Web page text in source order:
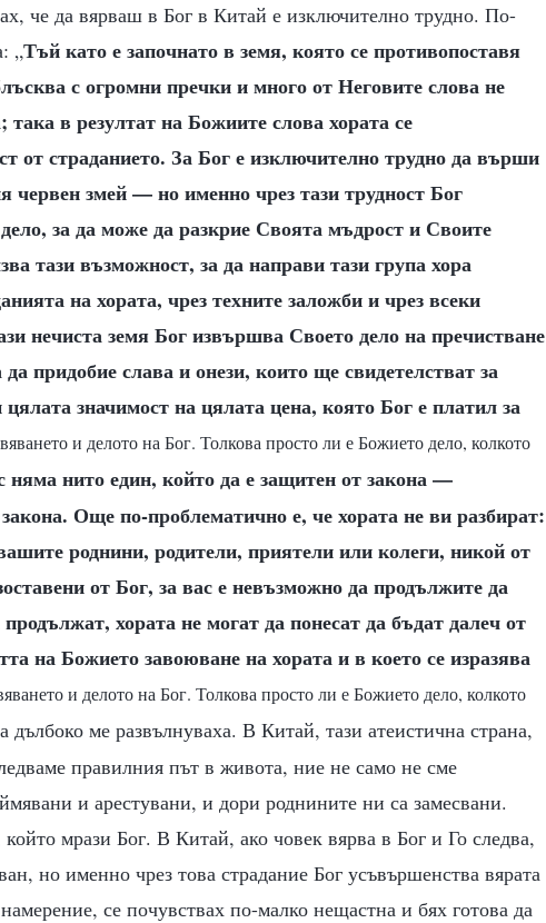
че да вярваш в Бог в Китай е изключително трудно. По-
„Тъй като е започнато в земя, която се противопоставя
с огромни пречки и много от Неговите слова не
така в резултат на Божиите слова хората се
от страданието. За Бог е изключително трудно да върши
червен змей — но именно чрез тази трудност Бог
за да може да разкрие Своята мъдрост и Своите
тази възможност, за да направи тази група хора
на хората, чрез техните заложби и чрез всеки
нечиста земя Бог извършва Своето дело на пречистване
придобие слава и онези, които ще свидетелстват за
значимост на цялата цена, която Бог е платил за
и делото на Бог. Толкова просто ли е Божието дело, колкото
няма нито един, който да е защитен от закона —
Още по-проблематично е, че хората не ви разбират:
роднини, родители, приятели или колеги, никой от
от Бог, за вас е невъзможно да продължите да
хората не могат да понесат да бъдат далеч от
на Божието завоюване на хората и в което се изразява
и делото на Бог. Толкова просто ли е Божието дело, колкото
дълбоко ме развълнуваха. В Китай, тази атеистична страна,
правилния път в живота, ние не само не сме
и арестувани, и дори роднините ни са замесвани.
мрази Бог. В Китай, ако човек вярва в Бог и Го следва,
но именно чрез това страдание Бог усъвършенства вярата
се почувствах по-малко нещастна и бях готова да